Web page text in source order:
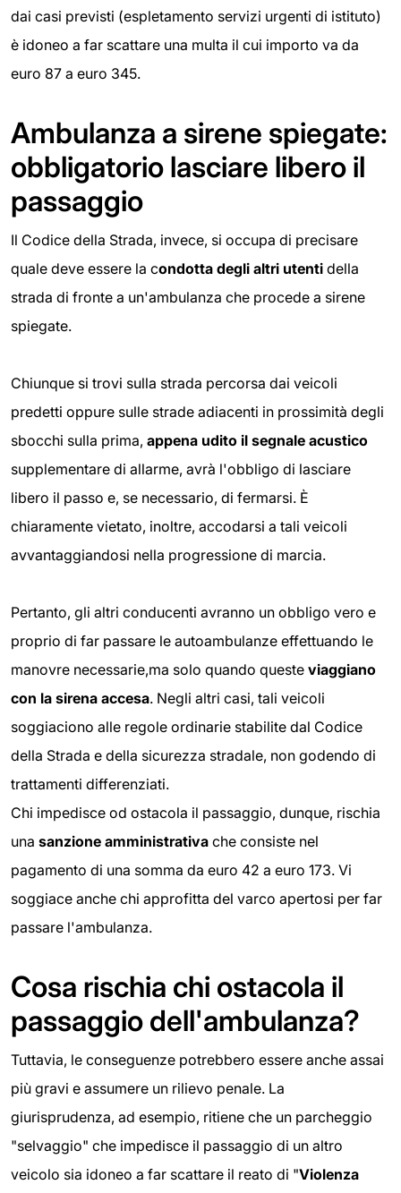
dai casi previsti (espletamento servizi urgenti di istituto)
è idoneo a far scattare una multa il cui importo va da
euro 87 a euro 345.
Ambulanza a sirene spiegate:
obbligatorio lasciare libero il
passaggio
Il Codice della Strada, invece, si occupa di precisare
quale deve essere la condotta degli altri utenti della
strada di fronte a un'ambulanza che procede a sirene
spiegate.
Chiunque si trovi sulla strada percorsa dai veicoli
predetti oppure sulle strade adiacenti in prossimità degli
sbocchi sulla prima, appena udito il segnale acustico
supplementare di allarme, avrà l'obbligo di lasciare
libero il passo e, se necessario, di fermarsi. È
chiaramente vietato, inoltre, accodarsi a tali veicoli
avvantaggiandosi nella progressione di marcia.
Pertanto, gli altri conducenti avranno un obbligo vero e
proprio di far passare le autoambulanze effettuando le
manovre necessarie,ma solo quando queste viaggiano
con la sirena accesa. Negli altri casi, tali veicoli
soggiaciono alle regole ordinarie stabilite dal Codice
della Strada e della sicurezza stradale, non godendo di
trattamenti differenziati.
Chi impedisce od ostacola il passaggio, dunque, rischia
una sanzione amministrativa che consiste nel
pagamento di una somma da euro 42 a euro 173. Vi
soggiace anche chi approfitta del varco apertosi per far
passare l'ambulanza.
Cosa rischia chi ostacola il
passaggio dell'ambulanza?
Tuttavia, le conseguenze potrebbero essere anche assai
più gravi e assumere un rilievo penale. La
giurisprudenza, ad esempio, ritiene che un parcheggio
"selvaggio" che impedisce il passaggio di un altro
veicolo sia idoneo a far scattare il reato di "Violenza